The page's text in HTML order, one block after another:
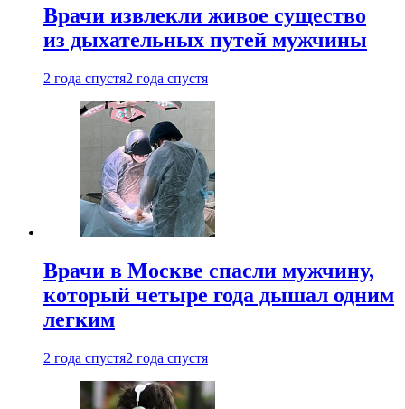
Врачи извлекли живое существо
из дыхательных путей мужчины
2 года спустя2 года спустя
Врачи в Москве спасли мужчину,
который четыре года дышал одним
легким
2 года спустя2 года спустя